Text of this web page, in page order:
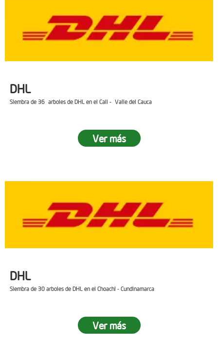
DHL
Siembra de 36 arboles de DHL en el Cali - Valle del Cauca
Ver más
DHL
Siembra de 30 arboles de DHL en el Choachi - Cundinamarca
Ver más